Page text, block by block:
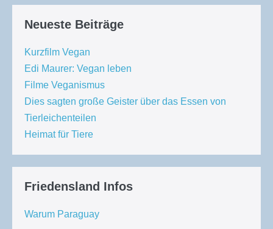
Neueste Beiträge
Kurzfilm Vegan
Edi Maurer: Vegan leben
Filme Veganismus
Dies sagten große Geister über das Essen von
Tierleichenteilen
Heimat für Tiere
Friedensland Infos
Warum Paraguay